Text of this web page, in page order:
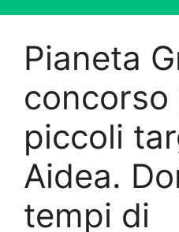
Pianeta
concorso
piccoli
Aidea.
tempi di